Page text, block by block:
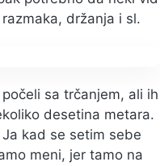
držanja i sl.
sa trčanjem, ali ih
desetina metara.
kad se setim sebe
meni, jer tamo na